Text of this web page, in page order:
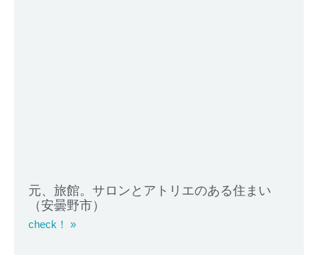
元、旅館。サロンとアトリエのある住まい
（安曇野市）
check！ »